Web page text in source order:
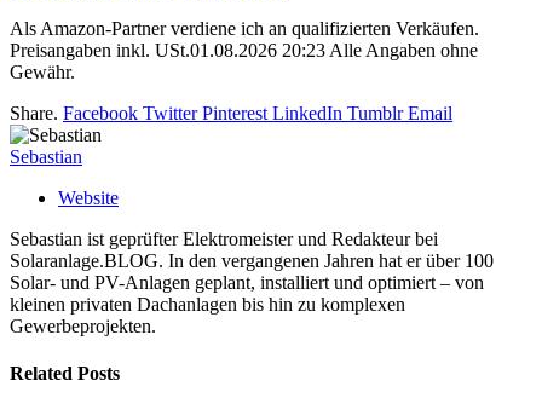
Als Amazon-Partner verdiene ich an qualifizierten Verkäufen.
Preisangaben inkl. USt.01.08.2026 20:23 Alle Angaben ohne
Gewähr.
Share. Facebook Twitter Pinterest LinkedIn Tumblr Email
Sebastian
Website
Sebastian ist geprüfter Elektromeister und Redakteur bei
Solaranlage.BLOG. In den vergangenen Jahren hat er über 100
Solar- und PV-Anlagen geplant, installiert und optimiert – von
kleinen privaten Dachanlagen bis hin zu komplexen
Gewerbeprojekten.
Related Posts